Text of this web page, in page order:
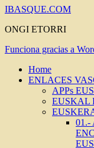
IBASQUE.COM
ONGI ETORRI
Funciona gracias a
Home
ENLACES
APPs
EUSKAL
01.-